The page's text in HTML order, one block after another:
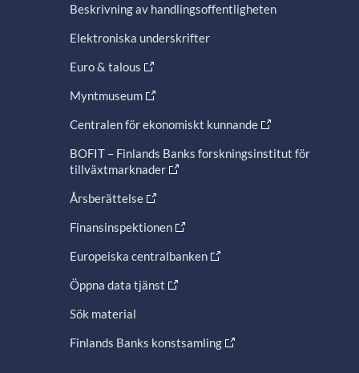
Beskrivning av handlingsoffentligheten
Elektroniska underskrifter
Euro & talous
Myntmuseum
Centralen för ekonomiskt kunnande
BOFIT – Finlands Banks forskningsinstitut för
tillväxtmarknader
Årsberättelse
Finansinspektionen
Europeiska centralbanken
Öppna data tjänst
Sök material
Finlands Banks konstsamling